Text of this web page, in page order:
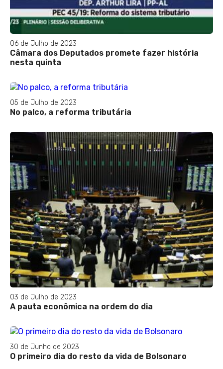
06 de Julho de 2023
Câmara dos Deputados promete fazer história
nesta quinta
05 de Julho de 2023
No palco, a reforma tributária
03 de Julho de 2023
A pauta econômica na ordem do dia
30 de Junho de 2023
O primeiro dia do resto da vida de Bolsonaro